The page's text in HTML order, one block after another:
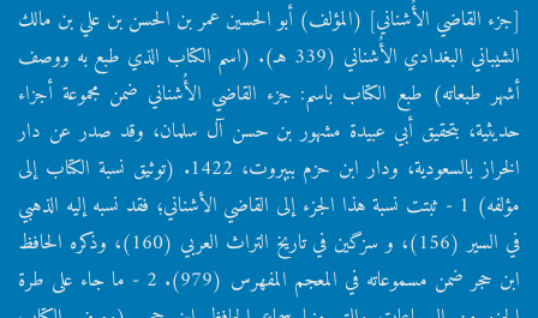
[جزء القاضي الأُشناني] (المؤلف) أبو الحسين عمر بن الحسن بن علي بن مالك
الشيباني البغدادي الأُشناني (339 هـ). (اسم الكتاب الذي طبع به ووصف
أشهر طبعاته) طبع الكتاب باسم: جزء القاضي الأُشناني ضمن مجموعة أجزاء
حديثية، بتحقيق أبي عبيدة مشهور بن حسن آل سلمان، وقد صدر عن دار
الخراز بالسعودية، ودار ابن حزم ببيروت، 1422. (توثيق نسبة الكتاب إلى
مؤلفه) 1 - ثبتت نسبة هذا الجزء إلى القاضي الأشناني؛ فقد نسبه إليه الذهبي
في السير (156)، و سزگين في تاريخ التراث العربي (160)، وذكره الحافظ
ابن حجر ضمن مسموعاته في المعجم المفهرس (979). 2 - ما جاء على طرة